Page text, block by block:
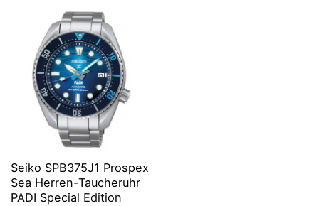
Seiko SPB375J1 Prospex
Sea Herren-Taucheruhr
PADI Special Edition